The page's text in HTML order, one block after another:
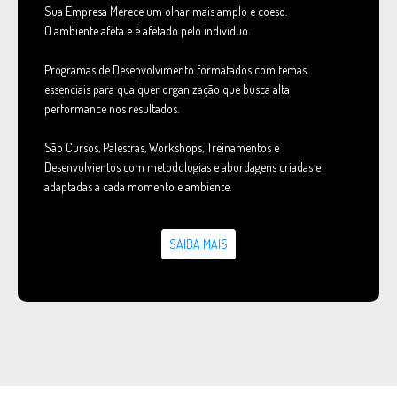
Sua Empresa Merece um olhar mais amplo e coeso.
O ambiente afeta e é afetado pelo indivíduo.
Programas de Desenvolvimento formatados com temas
essenciais para qualquer organização que busca alta
performance nos resultados.
São Cursos, Palestras, Workshops, Treinamentos e
Desenvolvientos com metodologias e abordagens criadas e
adaptadas a cada momento e ambiente.
SAIBA MAIS